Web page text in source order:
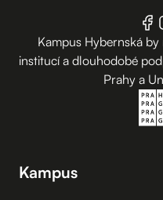
Kampus Hybernská
institucí a dlouhodobé
Prahy a
Kampus